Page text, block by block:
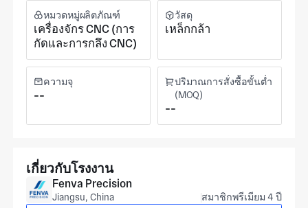
Position ที่สะสมเมื่อคุณสมบัติถูกกลึงในการตั้งค่าแยกต่าง
หากตามลำดับสิ่งอำนวยความสะดวกครอบคลุมภาคเหนือ
ของ8,000ตารางเมตรกับลูกค้าทั่วทั้งระบบอัตโนมัติรถไฟ
และการต่อเรือ Iatf 16949, GJB9001c-2017และ ISO
9001รับรองที่ fenva's มณฑลเจียงซูสิ่งอำนวยความสะดวก
รัฐบาลเครื่องจักร CNC คุณสมบัติในกระบวนการบันทึกมิติ
และบันทึกคุณภาพสำหรับการบินและอวกาศ, ยานยนต์,
ทหาร, หุ่นยนต์, ทางการแพทย์, และการใช้งานเซมิ
สำหรับการระบุส่วนประกอบส่งภาพวาดฮับของคุณด้วยความ
อดทน BOSS OD, BORE Class และตำแหน่งการเปิดพูดเพื่อให้
โรงงานซูโจวของเราสามารถอ้างงานได้
หมวดหมู่ผลิตภัณฑ์
เครื่องจักร CNC (การ
กัดและการกลึง CNC)
วัสดุ
เหล็กกล้า
ความจุ
--
ปริมาณการสั่งซื้อขั้นต่ำ
(MOQ)
--
เกี่ยวกับโรงงาน
Fenva Precision
Jiangsu, China สมาชิกพรีเมียม 4 ปี